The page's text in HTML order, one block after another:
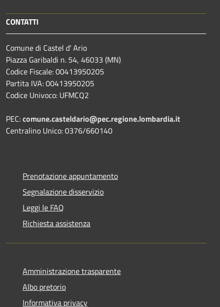
CONTATTI
Comune di Castel d' Ario
Piazza Garibaldi n. 54, 46033 (MN)
Codice Fiscale: 00413950205
Partita IVA: 00413950205
Codice Univoco: UFMCQ2
PEC:comune.casteldario@pec.regione.lombardia.it
Centralino Unico: 0376/660140
Prenotazione appuntamento
Segnalazione disservizio
Leggi le FAQ
Richiesta assistenza
Amministrazione trasparente
Albo pretorio
Informativa privacy